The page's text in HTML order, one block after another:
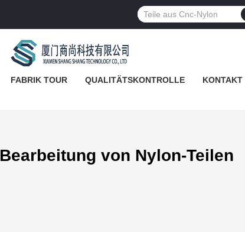
FABRIK TOUR QUALITÄTSKONTROLLE KONTAKT
von Nylon-Teilen